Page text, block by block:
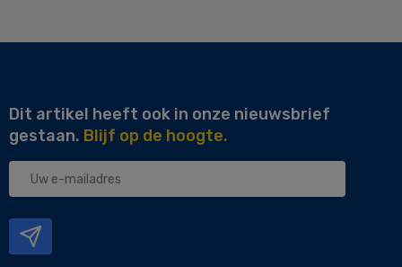
Dit artikel heeft ook in onze nieuwsbrief
gestaan. Blijf op de hoogte.
Uw